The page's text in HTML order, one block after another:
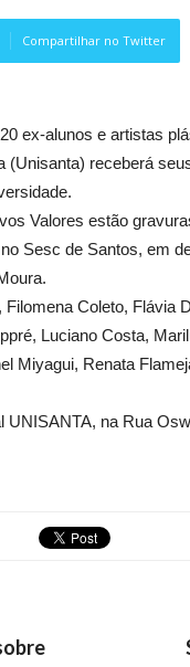
Compartilhar no Twitter
ex-alunos e artistas
(Unisanta) receberá
Valores estão
Sesc de Santos, em
Coleto, Flávia
Luciano Costa,
Miyagui, Renata
na Rua